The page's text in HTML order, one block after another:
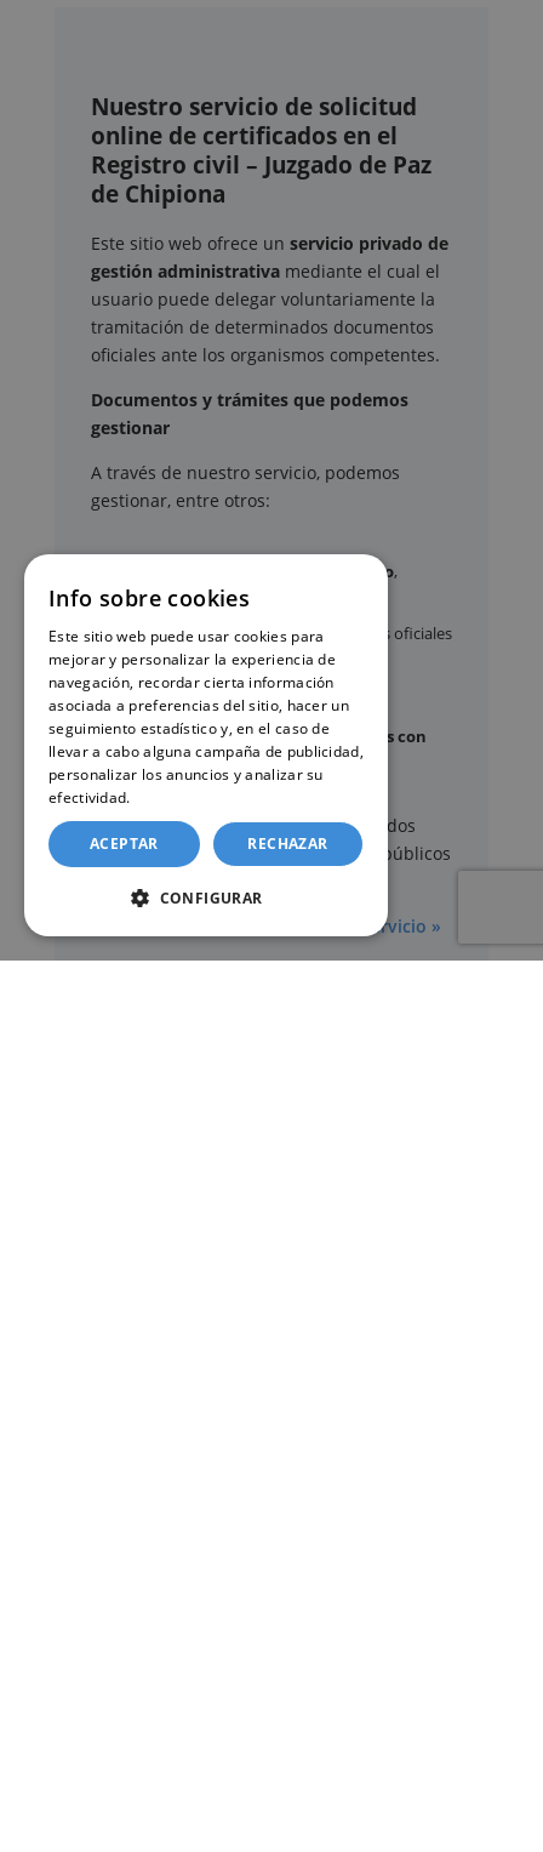
Nuestro servicio de solicitud
online de certificados en el
Registro civil – Juzgado de Paz
de Chipiona
Este sitio web ofrece un servicio privado de
gestión administrativa mediante el cual el
usuario puede delegar voluntariamente la
tramitación de determinados documentos
oficiales ante los organismos competentes.
Documentos y trámites que podemos
gestionar
A través de nuestro servicio, podemos
gestionar, entre otros:
nacimiento,
matrimonioydefunción
Apostilla de La Hayade documentos oficiales
Legalización de certificados
Certificado de Últimas Voluntades
Certificado de contratos de seguros con
cobertura por fallecimiento
Los documentos oficiales son expedidos
exclusivamente por los organismos públicos
Más información sobre nuestro servicio »
Info sobre cookies
Este sitio web puede usar cookies para
mejorar y personalizar la experiencia de
navegación, recordar cierta información
asociada a preferencias del sitio, hacer un
seguimiento estadístico y, en el caso de
llevar a cabo alguna campaña de publicidad,
personalizar los anuncios y analizar su
efectividad.
ACEPTAR RECHAZAR
CONFIGURAR